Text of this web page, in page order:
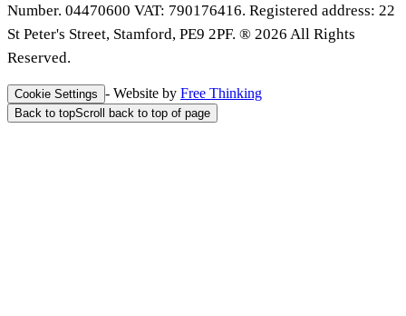
Number. 04470600 VAT: 790176416. Registered address: 22
St Peter's Street, Stamford, PE9 2PF. ® 2026 All Rights
Reserved.
Cookie Settings - Website by Free Thinking
Back to topScroll back to top of page